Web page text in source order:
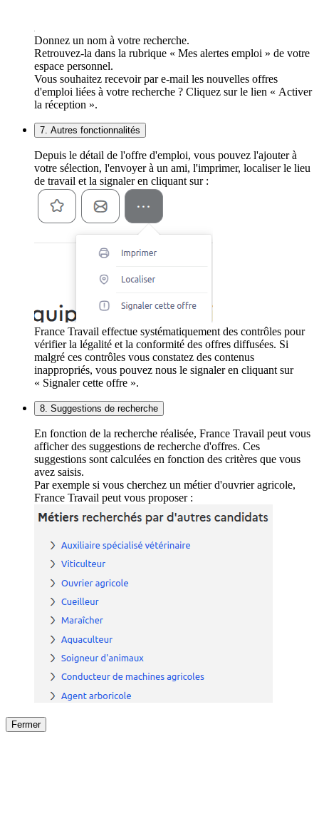
Donnez un nom à votre recherche.
Retrouvez-la dans la rubrique « Mes alertes emploi » de votre
espace personnel.
Vous souhaitez recevoir par e-mail les nouvelles offres
d'emploi liées à votre recherche ? Cliquez sur le lien « Activer
la réception ».
7. Autres fonctionnalités
Depuis le détail de l'offre d'emploi, vous pouvez l'ajouter à
votre sélection, l'envoyer à un ami, l'imprimer, localiser le lieu
de travail et la signaler en cliquant sur :
France Travail effectue systématiquement des contrôles pour
vérifier la légalité et la conformité des offres diffusées. Si
malgré ces contrôles vous constatez des contenus
inappropriés, vous pouvez nous le signaler en cliquant sur
« Signaler cette offre ».
8. Suggestions de recherche
En fonction de la recherche réalisée, France Travail peut vous
afficher des suggestions de recherche d'offres. Ces
suggestions sont calculées en fonction des critères que vous
avez saisis.
Par exemple si vous cherchez un métier d'ouvrier agricole,
France Travail peut vous proposer :
Fermer